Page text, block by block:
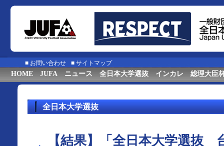
■ お問い合わせ ■ サイトマップ
HOME JUFA ニュース 全日本大学選抜 インカレ 総理大臣
全日本大学選抜
【結果】「全日本大学選抜